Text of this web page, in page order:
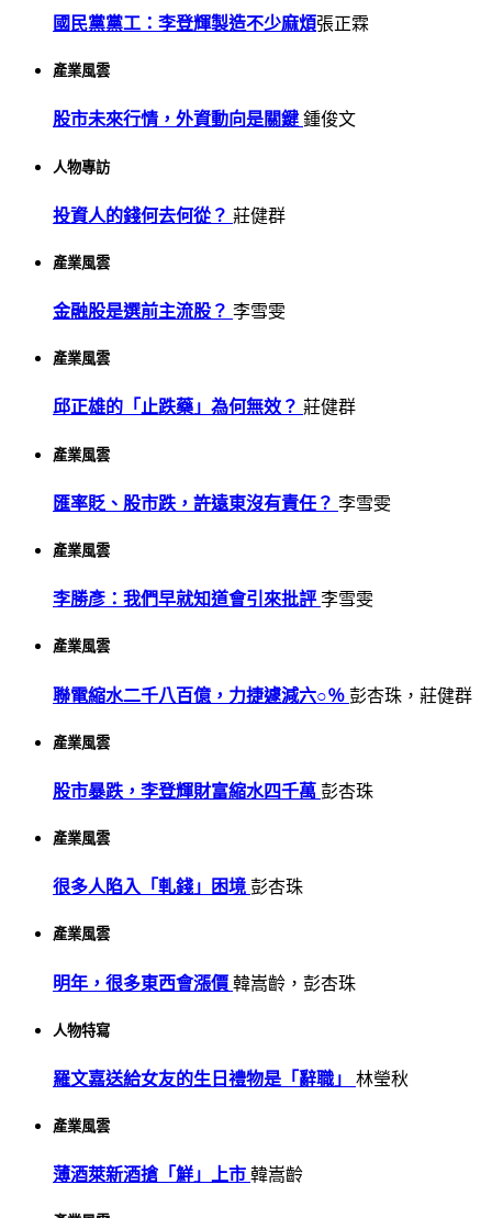
國民黨黨工：李登輝製造不少麻煩張正霖
產業風雲
股市未來行情，外資動向是關鍵 鍾俊文
人物專訪
投資人的錢何去何從？ 莊健群
產業風雲
金融股是選前主流股？ 李雪雯
產業風雲
邱正雄的「止跌藥」為何無效？ 莊健群
產業風雲
匯率貶、股市跌，許遠東沒有責任？ 李雪雯
產業風雲
李勝彥：我們早就知道會引來批評 李雪雯
產業風雲
聯電縮水二千八百億，力捷遽減六○％ 彭杏珠，莊健群
產業風雲
股市暴跌，李登輝財富縮水四千萬 彭杏珠
產業風雲
很多人陷入「軋錢」困境 彭杏珠
產業風雲
明年，很多東西會漲價 韓嵩齡，彭杏珠
人物特寫
羅文嘉送給女友的生日禮物是「辭職」 林瑩秋
產業風雲
薄酒萊新酒搶「鮮」上市 韓嵩齡